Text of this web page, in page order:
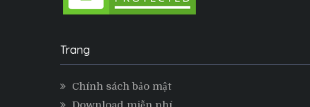
Trang
Chính sách bảo mật